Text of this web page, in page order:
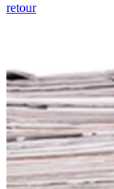
retour